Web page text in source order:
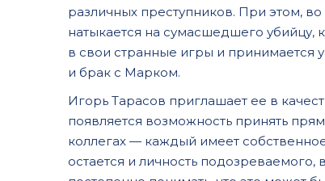
различных преступников. При этом,
натыкается на сумасшедшего убийцу,
в свои странные игры и принимается
и брак с Марком.
Игорь Тарасов приглашает ее в
появляется возможность принять
коллегах — каждый имеет
остается и личность